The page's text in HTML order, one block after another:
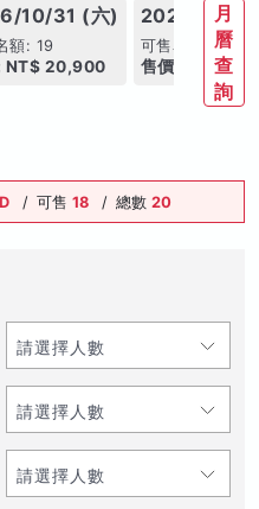
10/31 (六)
額: 19
NT$ 20,900
2026/11/02
可售名額: 15
售價: NT$
月
曆
查
詢
/ 可售 18 / 總數 20